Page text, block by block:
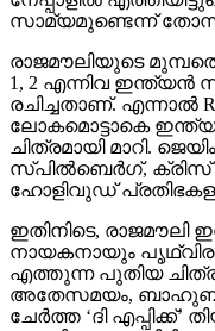
രാജമൗലിയുടെ
1, 2 എന്നിവ ഇന്ത്യന്‍
രചിച്ചതാണ്. എന്നാല്‍
ലോകമൊട്ടാകെ
ചിത്രമായി മാറി.
സ്പില്‍ബെര്‍ഗ്, ക്രിസ്
ഹോളിവുഡ് പ്രതിഭകളും
ഇതിനിടെ,
നായകനായും
എത്തുന്ന പുതിയ
അതേസമയം,
ചേര്‍ത്ത ‘ദി